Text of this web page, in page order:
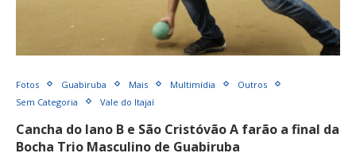
Fotos Guabiruba Mais Multimídia
Outros
Sem Categoria
Vale do Itajaí
Cancha do Iano B e São Cristóvão A farão a final da
Bocha Trio Masculino de Guabiruba